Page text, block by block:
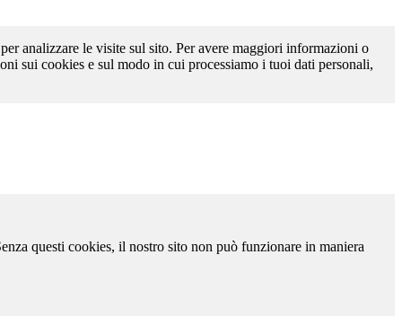
analizzare le visite sul sito. Per avere maggiori informazioni o
sui cookies e sul modo in cui processiamo i tuoi dati personali,
questi cookies, il nostro sito non può funzionare in maniera